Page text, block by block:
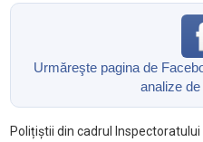
Urmăreşte pagina de
analize
Polițiștii din cadrul